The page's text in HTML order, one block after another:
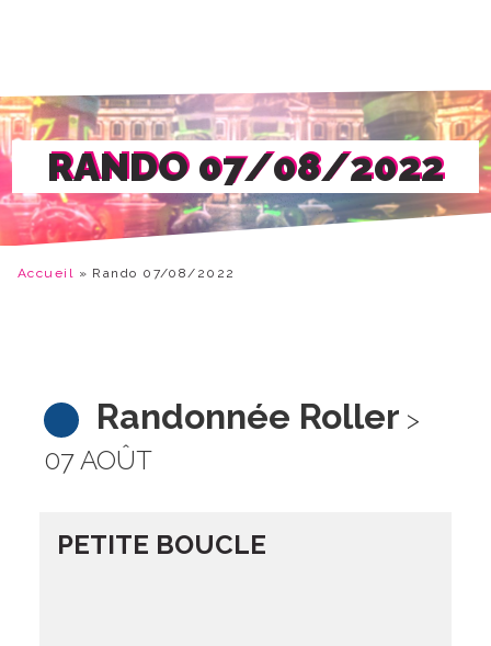
RANDO 07/08/2022
Accueil » Rando 07/08/2022
Randonnée Roller >
07 AOÛT
PETITE BOUCLE